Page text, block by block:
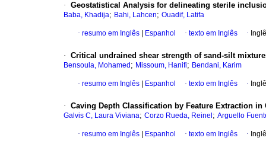
· Geostatistical Analysis for delineating sterile
Baba, Khadija; Bahi, Lahcen; Ouadif, Latifa
· resumo em Inglês Espanhol · texto em Inglês ·
· Critical undrained shear strength of sand-silt
Bensoula, Mohamed ; Missoum, Hanifi; Bendani, Karim
· resumo em Inglês Espanhol · texto em Inglês ·
· Caving Depth Classification by Feature Extraction in
Galvis C, Laura Viviana; Corzo Rueda, Reinel ; Arguello
· resumo em Inglês Espanhol · texto em Inglês ·